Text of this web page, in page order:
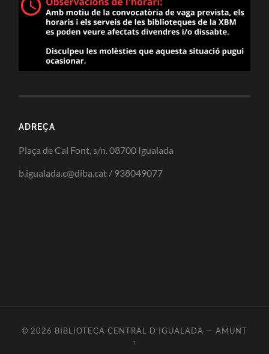
ADREÇA
Plaça de Cal Font, s/n. 08700 Igualada
b.igualada.c@diba.cat / 938049077
© 2026 BIBLIOTECA CENTRAL D'IGUALADA — AMUNT
↑